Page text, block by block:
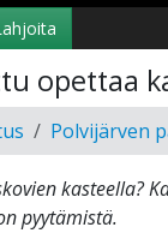
opettaa
Polvijärven
kasteella?
pyytämistä.